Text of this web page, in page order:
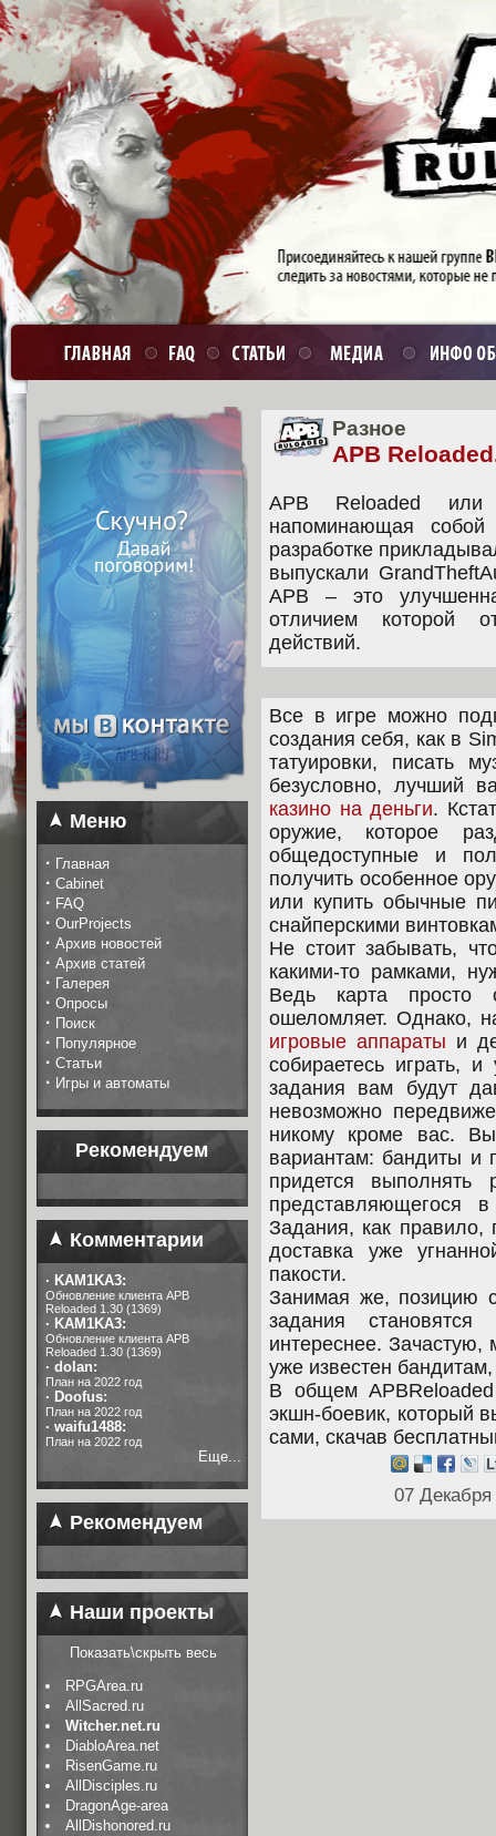
Меню
· Главная
· Cabinet
· FAQ
· OurProjects
· Архив новостей
· Архив статей
· Галерея
· Опросы
· Поиск
· Популярное
· Статьи
· Игры и автоматы
Рекомендуем
Комментарии
· KAM1KA3:
Обновление клиента APB
Reloaded 1.30 (1369)
· KAM1KA3:
Обновление клиента APB
Reloaded 1.30 (1369)
· dolan:
План на 2022 год
· Doofus:
План на 2022 год
· waifu1488:
План на 2022 год
Еще...
Рекомендуем
Наши проекты
Показать\скрыть весь
RPGArea.ru
AllSacred.ru
Witcher.net.ru
DiabloArea.net
RisenGame.ru
AllDisciples.ru
DragonAge-area
AllDishonored.ru
Разное
APB
APB Reloaded
напоминающая
разработке
выпускали
APB – это
отличием которой
действий.
Все в игре можно
создания себя, как в
татуировки, писать
безусловно, лучший
казино на деньги.
оружие, которое
общедоступные и
получить особенное
или купить обычные
снайперскими
Не стоит забывать,
какими-то рамками,
Ведь карта просто
ошеломляет. Однако,
игровые аппараты и
собираетесь играть, и
задания вам будут
невозможно
никому кроме вас.
вариантам: бандиты и
придется выполнять
представляющегося
Задания, как
доставка уже
пакости.
Занимая же, позицию
задания
интереснее.
уже известен
В общем
экшн-боевик, который
сами, скачав
07